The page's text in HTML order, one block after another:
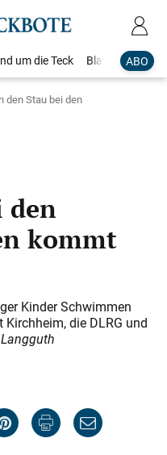
ABO
um die Teck Blaulicht
den Stau bei den
den
kommt
Kinder Schwimmen
die DLRG und